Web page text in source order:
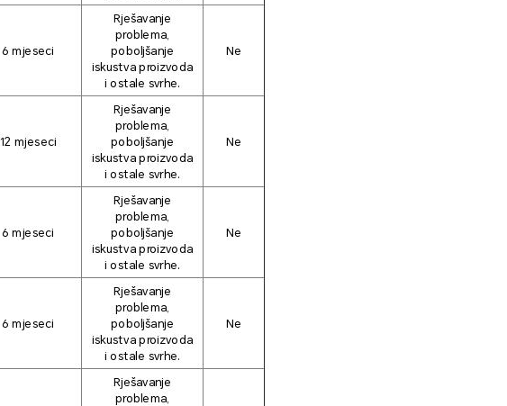
6 mjeseci
Rješavanje
problema,
poboljšanje
iskustva proizvoda
i ostale svrhe.
Ne
12 mjeseci
Rješavanje
problema,
poboljšanje
iskustva proizvoda
i ostale svrhe.
Ne
6 mjeseci
Rješavanje
problema,
poboljšanje
iskustva proizvoda
i ostale svrhe.
Ne
6 mjeseci
Rješavanje
problema,
poboljšanje
iskustva proizvoda
i ostale svrhe.
Ne
Rješavanje
problema,